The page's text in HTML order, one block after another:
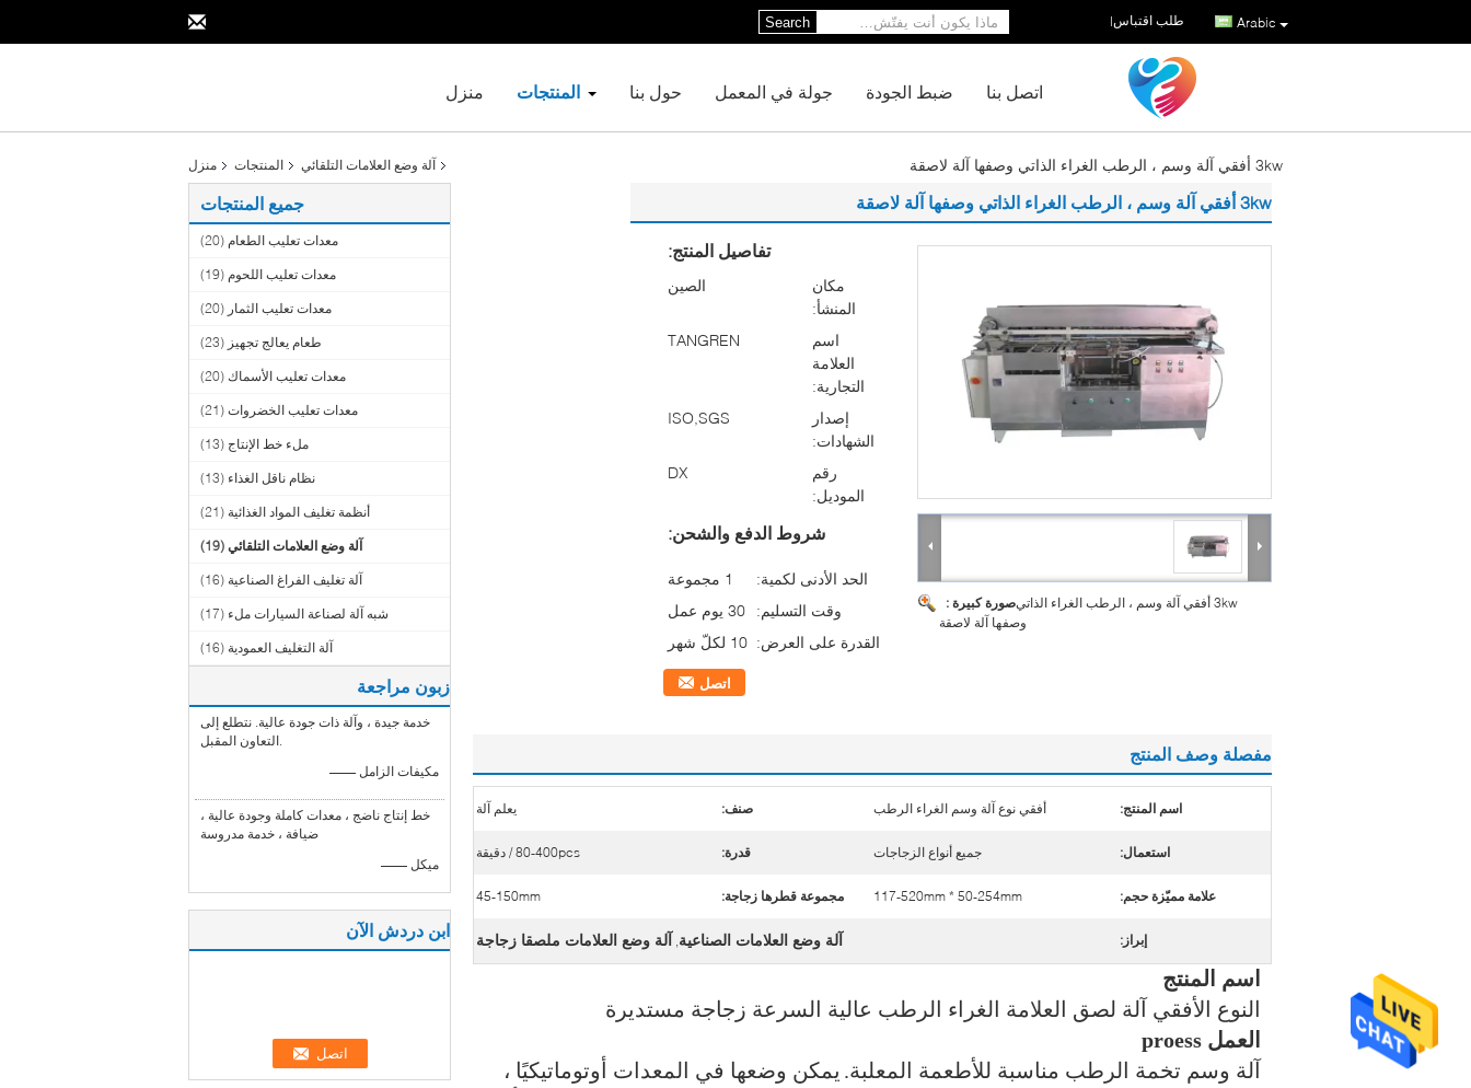
Arabic طلب اقتباس|
Search
منزل المنتجات حول بنا جولة في المعمل ضبط الجودة اتصل بنا
منزل المنتجات آلة وضع العلامات التلقائي 3kw أفقي آلة وسم ، الرطب الغراء الذاتي وصفها آلة لاصقة
جميع المنتجات
معدات تعليب الطعام (20)
معدات تعليب اللحوم (19)
معدات تعليب الثمار (20)
طعام يعالج تجهيز (23)
معدات تعليب الأسماك (20)
معدات تعليب الخضروات (21)
ملء خط الإنتاج (13)
نظام ناقل الغذاء (13)
أنظمة تغليف المواد الغذائية (21)
آلة وضع العلامات التلقائي (19)
آلة تغليف الفراغ الصناعية (16)
شبه آلة لصناعة السيارات ملء (17)
آلة التغليف العمودية (16)
زبون مراجعة
خدمة جيدة ، وآلة ذات جودة عالية. نتطلع إلى
التعاون المقبل.
—— مكيفات الزامل
خط إنتاج ناضج ، معدات كاملة وجودة عالية ،
ضيافة ، خدمة مدروسة
—— ميكل
ابن دردش الآن
3kw أفقي آلة وسم ، الرطب الغراء الذاتي وصفها آلة لاصقة
صورة كبيرة :3kw أفقي آلة وسم ، الرطب الغراء الذاتي
وصفها آلة لاصقة
تفاصيل المنتج:
مكان
المنشأ:
الصين
اسم
العلامة
التجارية:
TANGREN
إصدار
الشهادات:
ISO,SGS
رقم
الموديل:
DX
شروط الدفع والشحن:
الحد الأدنى لكمية:
1 مجموعة
وقت التسليم:
30 يوم عمل
القدرة على العرض: 10 لكلّ شهر
اتصل
مفصلة وصف المنتج
اسم المنتج: أفقي نوع آلة وسم الغراء الرطب صنف: يعلم آلة
استعمال: جميع أنواع الزجاجات قدرة: 80-400pcs / دقيقة
علامة مميّزة حجم: 117-520mm * 50-254mm مجموعة قطرها زجاجة: 45-150mm
إبراز: آلة وضع العلامات الصناعية, آلة وضع العلامات ملصقا زجاجة
اسم المنتج
النوع الأفقي آلة لصق العلامة الغراء الرطب عالية السرعة زجاجة مستديرة
العمل proess
آلة وسم تخمة الرطب مناسبة للأطعمة المعلبة. يمكن وضعها في المعدات أوتوماتيكيًا ،